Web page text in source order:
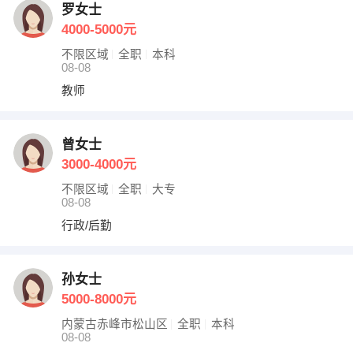
罗女士
4000-5000元
不限区域 全职
本科
08-08
教师
曾女士
3000-4000元
不限区域 全职
大专
08-08
行政/后勤
孙女士
5000-8000元
内蒙古赤峰市松山区 全职
本科
08-08